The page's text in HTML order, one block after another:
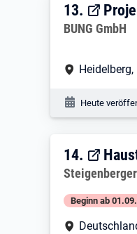
13.
13.
Arbeitgeber:
BUNG GmbH
Arbeitsort:
Heute
14.
14.
Arbeitgeber:
Beginn ab
Arbeitsort: